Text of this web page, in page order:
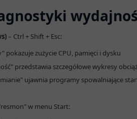
– Ctrl + Shift + Esc:
pokazuje zużycie CPU, pamięci i dysku
przedstawia szczegółowe wykresy
ujawnia programy spowalniające
w menu Start: